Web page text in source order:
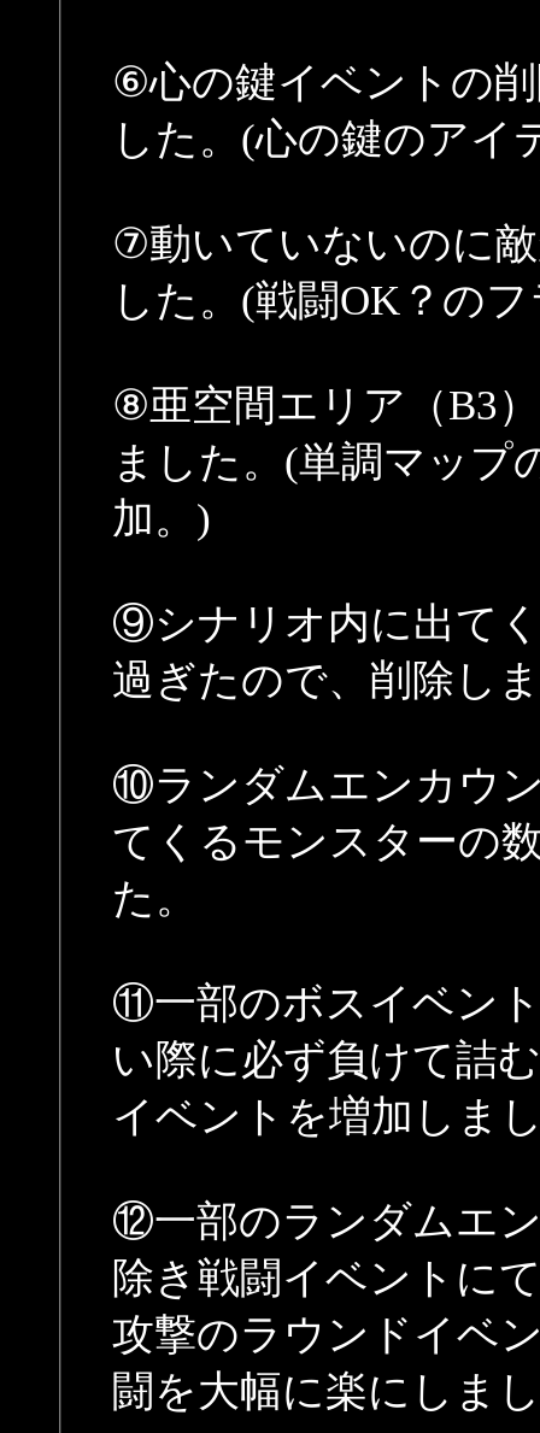
⑥心の鍵イベントの
した。(心の鍵のアイ
⑦動いていないのに
した。(戦闘OK？の
⑧亜空間エリア（B3
ました。(単調マップ
加。)
⑨シナリオ内に出て
過ぎたので、削除し
⑩ランダムエンカウ
てくるモンスターの
た。
⑪一部のボスイベン
い際に必ず負けて詰
イベントを増加しま
⑫一部のランダムエ
除き戦闘イベントに
攻撃のラウンドイベ
闘を大幅に楽にしま